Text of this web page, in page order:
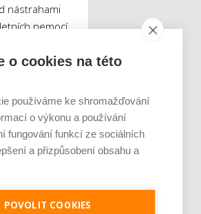
nástrahami
nemocí.
svitu,
ovoce
a
se navíc
i o kvalitní
jako je
obsahuje
o cookies na této
používáme ke shromažďování
o výkonu a používání
fungování funkcí ze sociálních
a přizpůsobení obsahu a
POVOLIT COOKIES